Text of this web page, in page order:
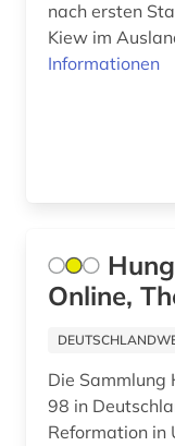
baltikum (1)
barock (1)
belgien (1)
berlin (2)
Ostasien (2)
Palaestina (1)
nach ersten
Kiew im
Informationen
Online,
Die
98 in
Reformation in